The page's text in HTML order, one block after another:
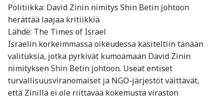
Politiikka: David Zinin nimitys Shin Betin johtoon
herättää laajaa kritiikkiä
Lähde: The Times of Israel
Israelin korkeimmassa oikeudessa käsiteltiin tänään
valituksia, jotka pyrkivät kumoamaan David Zinin
nimityksen Shin Betin johtoon. Useat entiset
turvallisuusviranomaiset ja NGO-järjestöt väittävät,
että Zinillä ei ole riittävää kokemusta viraston